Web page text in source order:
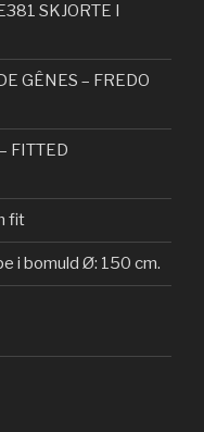
SKJORTE I
GÊNES – FREDO
FITTED
fit
i bomuld Ø: 150 cm.